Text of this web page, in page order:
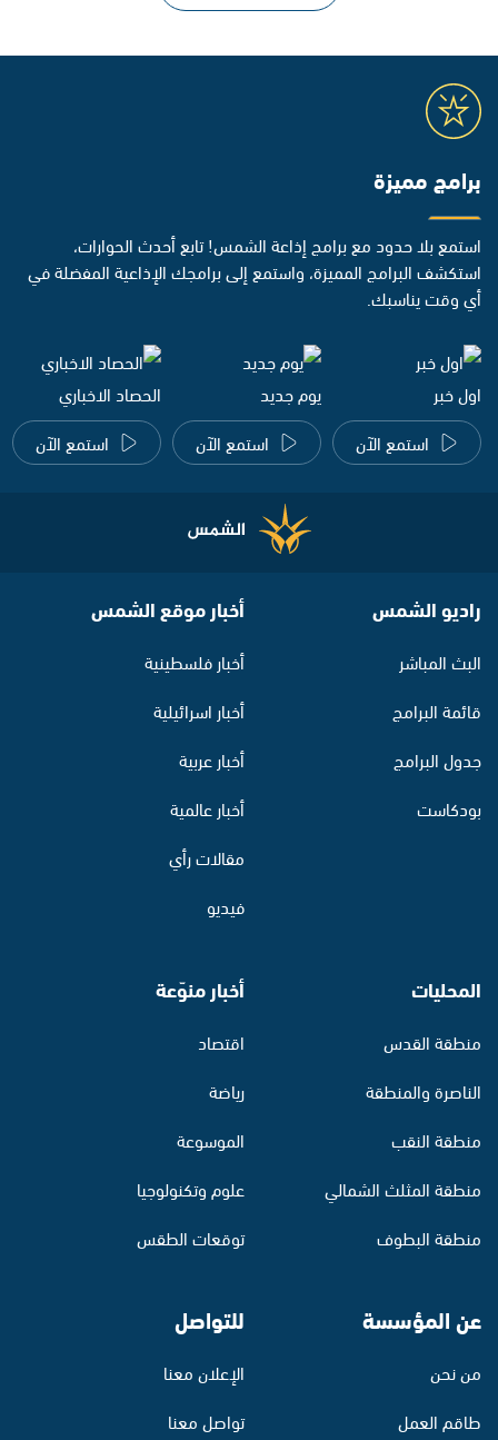
برامج مميزة
استمع بلا حدود مع برامج إذاعة الشمس! تابع أحدث الحوارات،
استكشف البرامج المميزة، واستمع إلى برامجك الإذاعية المفضلة في
أي وقت يناسبك.
اول خبر
استمع الآن
يوم جديد
استمع الآن
الحصاد الاخباري
استمع الآن
راديو الشمس
البث المباشر
قائمة البرامج
جدول البرامج
بودكاست
أخبار موقع الشمس
أخبار فلسطينية
أخبار اسرائيلية
أخبار عربية
أخبار عالمية
مقالات رأي
فيديو
المحليات
منطقة القدس
الناصرة والمنطقة
منطقة النقب
منطقة المثلث الشمالي
منطقة البطوف
أخبار منوّعة
اقتصاد
رياضة
الموسوعة
علوم وتكنولوجيا
توقعات الطقس
عن المؤسسة
من نحن
طاقم العمل
للتواصل
الإعلان معنا
تواصل معنا